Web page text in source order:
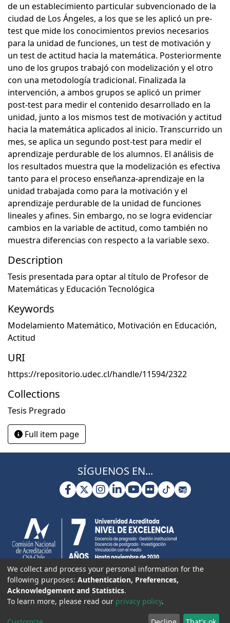
de un establecimiento particular subvencionado de la
ciudad de Los Ángeles, a los que se les aplicó un pre-
test que mide los conocimientos previos necesarios
para la unidad de funciones, un test de motivación y
un test de actitud hacia la matemática. Posteriormente
uno de los grupos trabajó con modelización y el otro
con una metodología tradicional. Finalizada la
intervención, a ambos grupos se aplicó un primer
post-test para medir el contenido desarrollado en la
unidad, junto a los mismos test de motivación y actitud
hacia la matemática aplicados al inicio. Transcurrido un
mes, se aplica un segundo post-test para medir el
aprendizaje perdurable de los alumnos. El análisis de
los resultados muestra que la modelización es efectiva
tanto para el proceso enseñanza-aprendizaje en la
unidad trabajada como para la motivación y el
aprendizaje perdurable de la unidad de funciones
lineales y afines. Sin embargo, no se logra evidenciar
cambios en la variable de actitud, como también no
muestra diferencias con respecto a la variable sexo.
Description
Tesis presentada para optar al título de Profesor de
Matemáticas y Educación Tecnológica
Keywords
Modelamiento Matemático, Motivación en Educación,
Actitud
URI
https://repositorio.udec.cl/handle/11594/2322
Collections
Tesis Pregrado
Full item page
SÍGUENOS EN...
We collect and process your personal information for the
following purposes: Authentication, Preferences,
Acknowledgement and Statistics.
To learn more, please read our privacy policy.